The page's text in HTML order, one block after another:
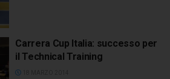
Carrera Cup Italia: successo per
il Technical Training